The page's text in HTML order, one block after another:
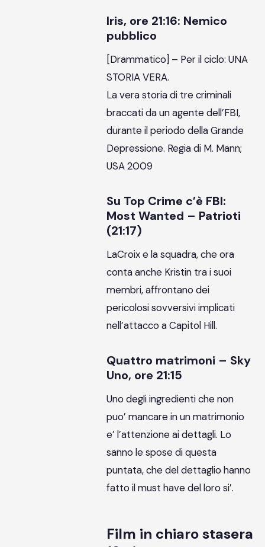
Iris, ore 21:16: Nemico
pubblico
[Drammatico] – Per il ciclo: UNA
STORIA VERA.
La vera storia di tre criminali
braccati da un agente dell’FBI,
durante il periodo della Grande
Depressione. Regia di M. Mann;
USA 2009
Su Top Crime c’è FBI:
Most Wanted – Patrioti
(21:17)
LaCroix e la squadra, che ora
conta anche Kristin tra i suoi
membri, affrontano dei
pericolosi sovversivi implicati
nell’attacco a Capitol Hill.
Quattro matrimoni – Sky
Uno, ore 21:15
Uno degli ingredienti che non
puo’ mancare in un matrimonio
e’ l’attenzione ai dettagli. Lo
sanno le spose di questa
puntata, che del dettaglio hanno
fatto il must have del loro si’.
Film in chiaro stasera